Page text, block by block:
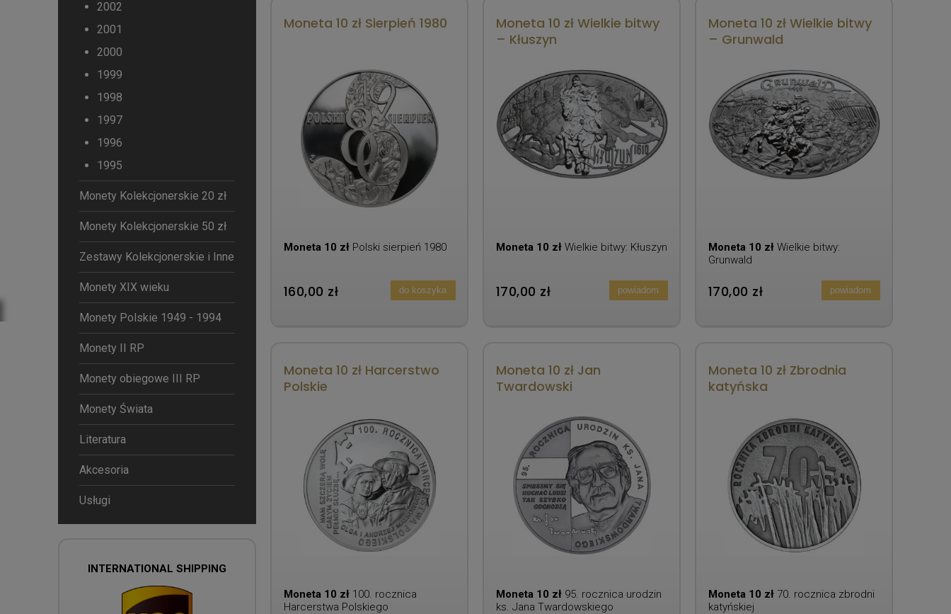
2002
2001
2000
1999
1998
1997
1996
1995
Monety Kolekcjonerskie 20 zł
Monety Kolekcjonerskie 50 zł
Zestawy Kolekcjonerskie i Inne
Monety XIX wieku
Monety Polskie 1949 - 1994
Monety II RP
Monety obiegowe III RP
Monety Świata
Literatura
Akcesoria
Usługi
INTERNATIONAL SHIPPING
Moneta 10 zł Sierpień 1980
Moneta 10 zł Polski sierpień 1980
160,00 zł do koszyka
Moneta 10 zł Wielkie bitwy
– Kłuszyn
Moneta 10 zł Wielkie bitwy: Kłuszyn
170,00 zł powiadom
Moneta 10 zł Wielkie bitwy
– Grunwald
Moneta 10 zł Wielkie bitwy:
Grunwald
170,00 zł powiadom
Moneta 10 zł Harcerstwo
Polskie
Moneta 10 zł 100. rocznica
Harcerstwa Polskiego
Moneta 10 zł Jan
Twardowski
Moneta 10 zł 95. rocznica urodzin
ks. Jana Twardowskiego
Moneta 10 zł Zbrodnia
katyńska
Moneta 10 zł 70. rocznica zbrodni
katyńskiej